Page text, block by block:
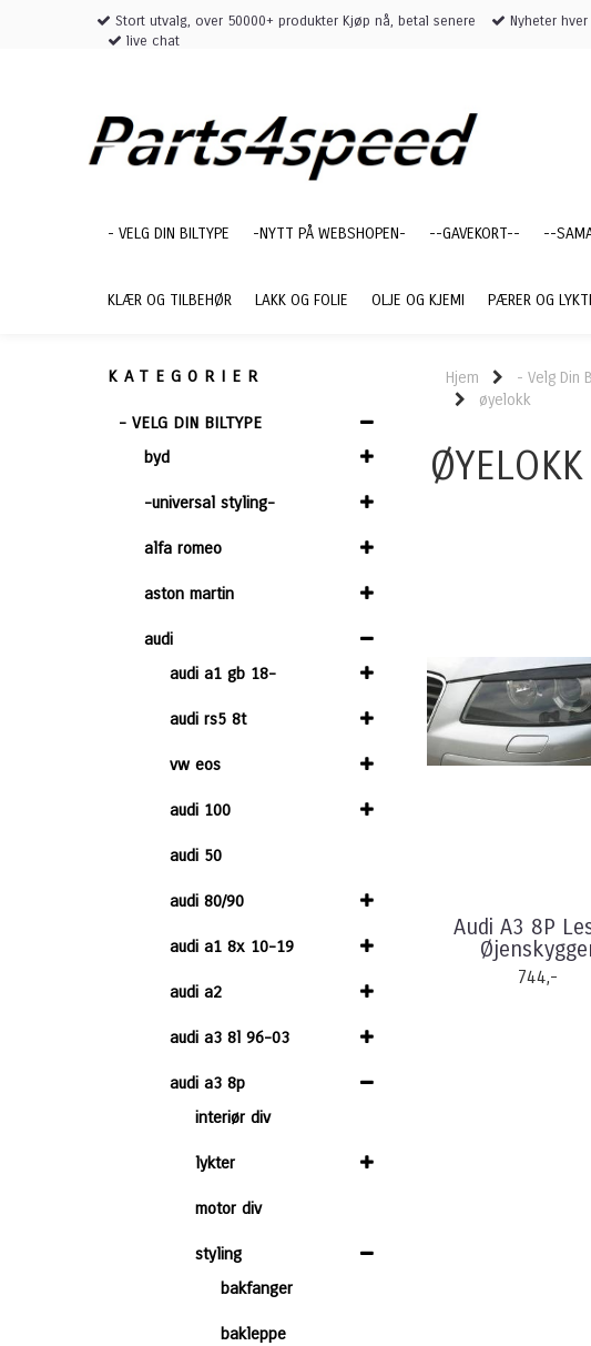
Stort utvalg, over 50000+ produkter Kjøp nå, betal senere
Nyheter
live chat
- VELG DIN BILTYPE -NYTT PÅ WEBSHOPEN- --GAVEKORT-- --
KLÆR OG TILBEHØR LAKK OG FOLIE OLJE OG KJEMI PÆRER OG
KATEGORIER
- VELG DIN BILTYPE
byd
-universal styling-
alfa romeo
aston martin
audi
audi a1 gb 18-
audi rs5 8t
vw eos
audi 100
audi 50
audi 80/90
audi a1 8x 10-19
audi a2
audi a3 8l 96-03
audi a3 8p
interiør div
lykter
motor div
styling
bakfanger
bakleppe
Hjem - Velg Din
øyelokk
ØYELOKK
Audi A3 8P
744,-